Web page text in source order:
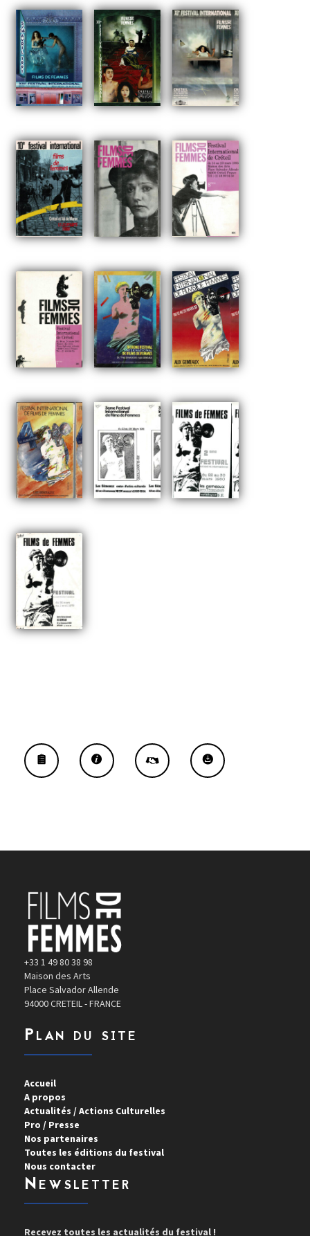
+33 1 49 80 38 98
Maison des Arts
Place Salvador Allende
94000 CRETEIL - FRANCE
Plan du site
Accueil
A propos
Actualités / Actions Culturelles
Pro / Presse
Nos partenaires
Toutes les éditions du festival
Nous contacter
Newsletter
Recevez toutes les actualités du festival !